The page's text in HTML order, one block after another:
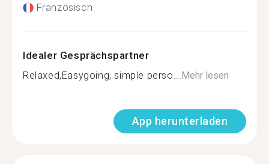
Französisch
Idealer Gesprächspartner
Relaxed,Easygoing, simple perso...Mehr lesen
App herunterladen